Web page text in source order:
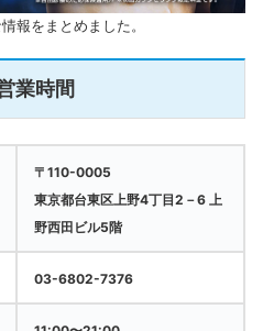
報をまとめました。
業時間
〒110-0005
東京都台東区上野4丁目2－6 上
野西田ビル5階
03-6802-7376